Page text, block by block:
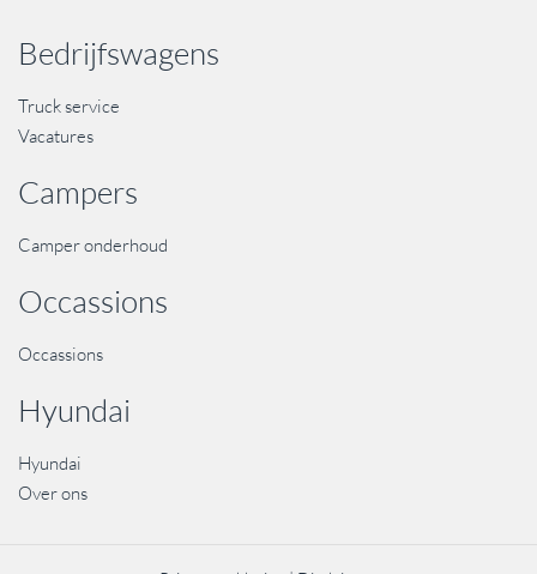
Bedrijfswagens
Truck service
Vacatures
Campers
Camper onderhoud
Occassions
Occassions
Hyundai
Hyundai
Over ons